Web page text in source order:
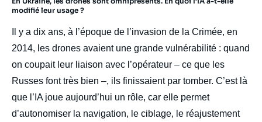
body
modifié leur usage ?
Il y a dix ans, à l’époque de l’invasion de la Crimée, en
2014, les drones avaient une grande vulnérabilité : quand
on coupait leur liaison avec l’opérateur – ce que les
Russes font très bien –, ils finissaient par tomber. C’est là
que l’IA joue aujourd’hui un rôle, car elle permet
d’autonomiser la navigation, le ciblage, le réajustement